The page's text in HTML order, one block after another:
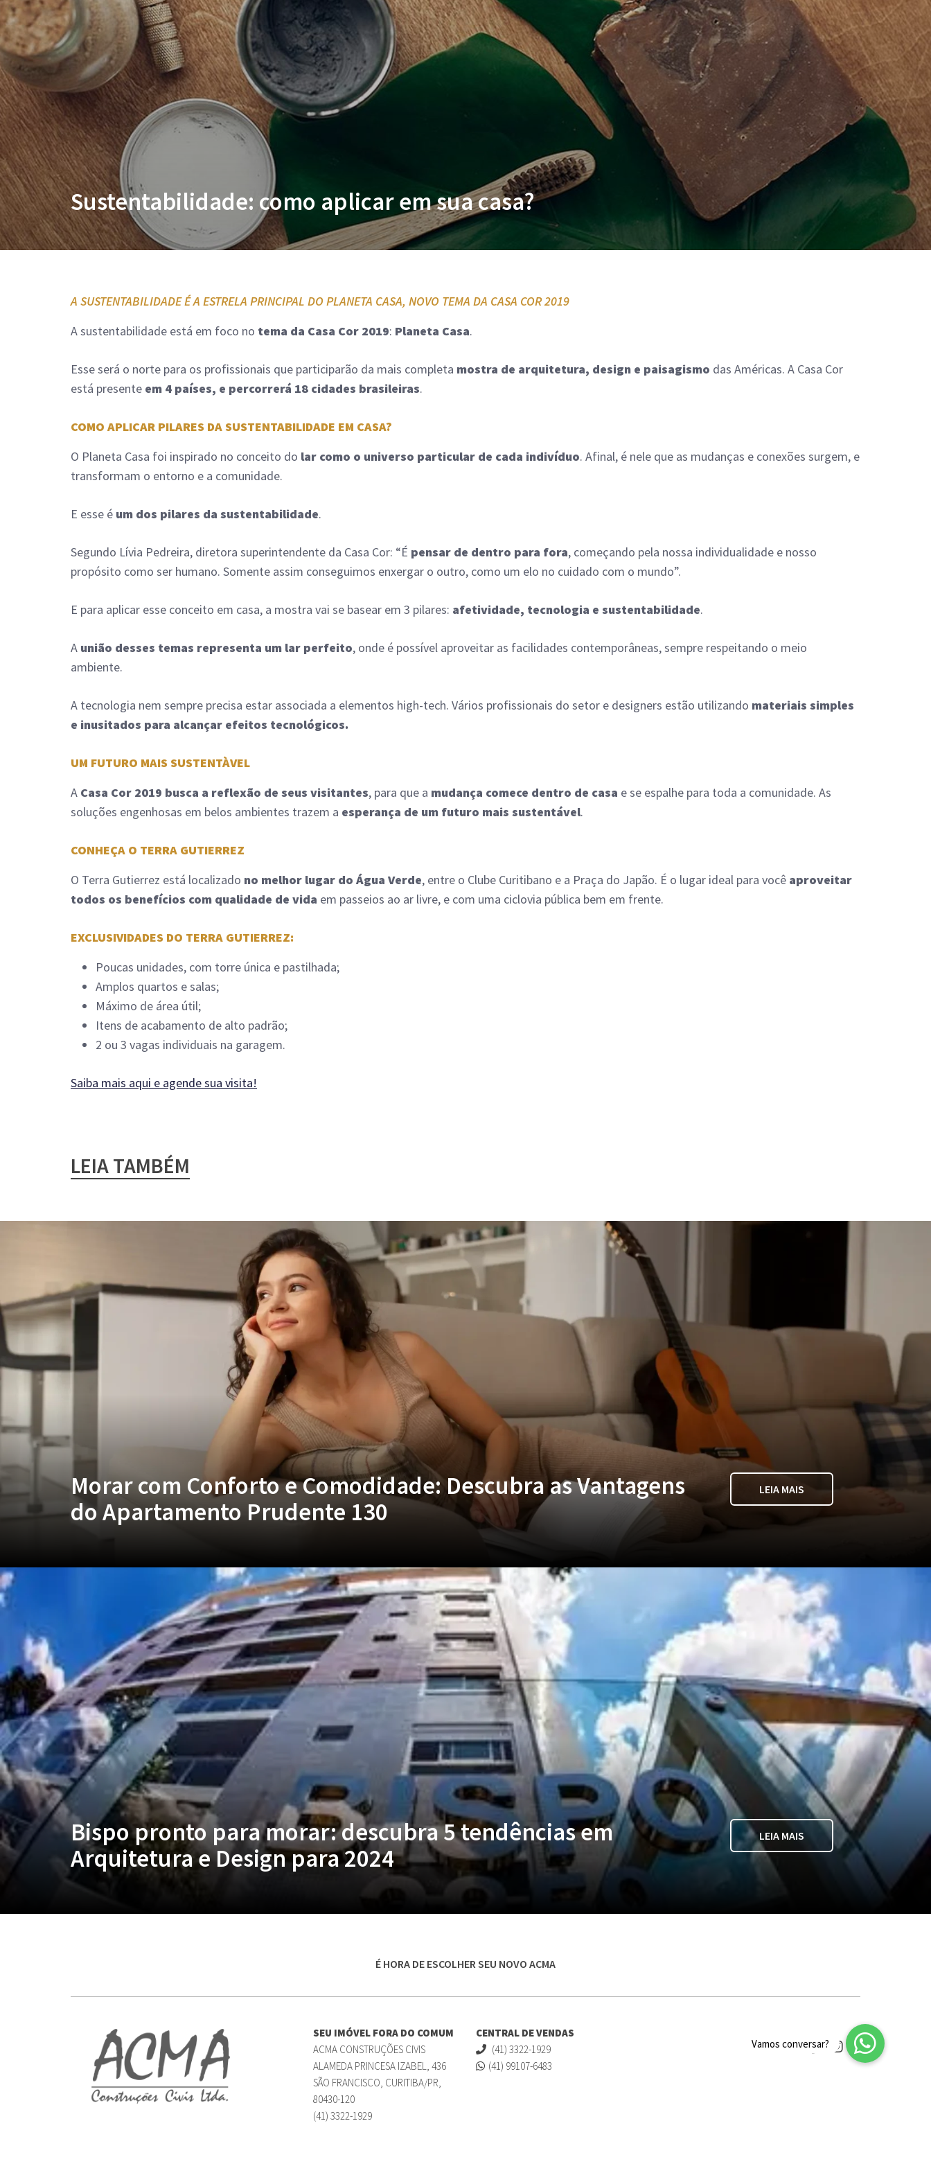
Sustentabilidade: como aplicar em sua casa?
A SUSTENTABILIDADE É A ESTRELA PRINCIPAL DO PLANETA CASA, NOVO TEMA DA CASA COR 2019
A sustentabilidade está em foco no tema da Casa Cor 2019: Planeta Casa.
Esse será o norte para os profissionais que participarão da mais completa mostra de arquitetura, design e paisagismo das Américas. A Casa Cor
está presente em 4 países, e percorrerá 18 cidades brasileiras.
COMO APLICAR PILARES DA SUSTENTABILIDADE EM CASA?
O Planeta Casa foi inspirado no conceito do lar como o universo particular de cada indivíduo. Afinal, é nele que as mudanças e conexões surgem, e
transformam o entorno e a comunidade.
E esse é um dos pilares da sustentabilidade.
Segundo Lívia Pedreira, diretora superintendente da Casa Cor: “É pensar de dentro para fora, começando pela nossa individualidade e nosso
propósito como ser humano. Somente assim conseguimos enxergar o outro, como um elo no cuidado com o mundo”.
E para aplicar esse conceito em casa, a mostra vai se basear em 3 pilares: afetividade, tecnologia e sustentabilidade.
A união desses temas representa um lar perfeito, onde é possível aproveitar as facilidades contemporâneas, sempre respeitando o meio
ambiente.
A tecnologia nem sempre precisa estar associada a elementos high-tech. Vários profissionais do setor e designers estão utilizando materiais simples
e inusitados para alcançar efeitos tecnológicos.
UM FUTURO MAIS SUSTENTÀVEL
A Casa Cor 2019 busca a reflexão de seus visitantes, para que a mudança comece dentro de casa e se espalhe para toda a comunidade. As
soluções engenhosas em belos ambientes trazem a esperança de um futuro mais sustentável.
CONHEÇA O TERRA GUTIERREZ
O Terra Gutierrez está localizado no melhor lugar do Água Verde, entre o Clube Curitibano e a Praça do Japão. É o lugar ideal para você aproveitar
todos os benefícios com qualidade de vida em passeios ao ar livre, e com uma ciclovia pública bem em frente.
EXCLUSIVIDADES DO TERRA GUTIERREZ:
Poucas unidades, com torre única e pastilhada;
Amplos quartos e salas;
Máximo de área útil;
Itens de acabamento de alto padrão;
2 ou 3 vagas individuais na garagem.
Saiba mais aqui e agende sua visita!
LEIA TAMBÉM
Morar com Conforto e Comodidade: Descubra as Vantagens
do Apartamento Prudente 130
LEIA MAIS
Bispo pronto para morar: descubra 5 tendências em
Arquitetura e Design para 2024
LEIA MAIS
É HORA DE ESCOLHER SEU NOVO ACMA
SEU IMÓVEL FORA DO COMUM
ACMA CONSTRUÇÕES CIVIS
ALAMEDA PRINCESA IZABEL, 436
SÃO FRANCISCO, CURITIBA/PR,
80430-120
(41) 3322-1929
CENTRAL DE VENDAS
(41) 3322-1929
(41) 99107-6483